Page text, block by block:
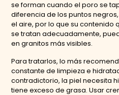
se forman cuando el poro se
diferencia de los puntos
el aire, por lo que su contenido
se tratan adecuadamente,
en granitos más visibles.
Para tratarlos, lo más
constante de limpieza e
contradictorio, la piel necesita
tiene exceso de grasa. Usar